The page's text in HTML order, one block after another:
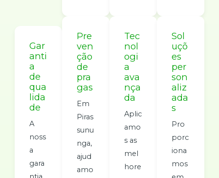
Gar
anti
a
de
qua
lida
de
A
noss
a
gara
Pre
ven
ção
de
pra
gas
Em
Piras
sunu
nga,
ajud
amo
Tec
nol
ogi
a
ava
nça
da
Aplic
amo
s as
mel
hore
Sol
uçõ
es
per
son
aliz
ada
s
Pro
porc
iona
mos